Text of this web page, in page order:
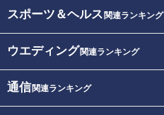
スポーツ＆ヘルス 関連ランキング
ウエディング関連ランキング
通信関連ランキング